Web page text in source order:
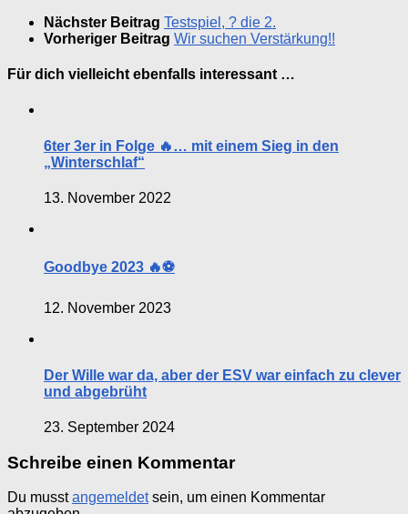
Nächster Beitrag Testspiel, ? die 2.
Vorheriger Beitrag Wir suchen Verstärkung!!
Für dich vielleicht ebenfalls interessant …
6ter 3er in Folge 🔥… mit einem Sieg in den
„Winterschlaf“
13. November 2022
Goodbye 2023 🔥⚽️
12. November 2023
Der Wille war da, aber der ESV war einfach zu clever
und abgebrüht
23. September 2024
Schreibe einen Kommentar
Du musstangemeldetsein, um einen Kommentar